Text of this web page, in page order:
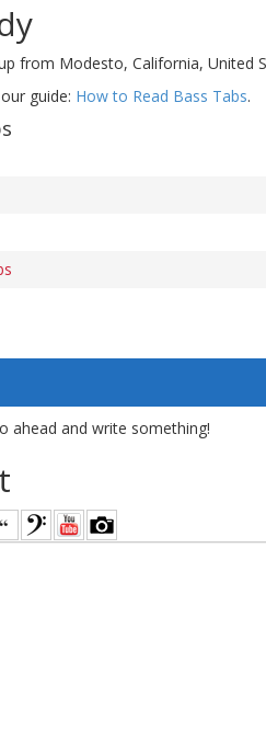
from Modesto, California, United
guide: How to Read Bass Tabs.
ahead and write something!